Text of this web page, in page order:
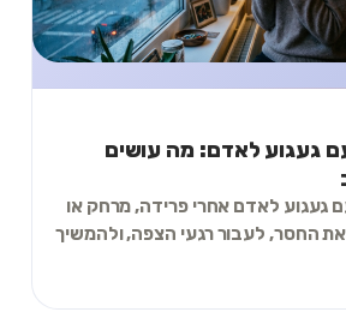
געגוע לאדם: מה עושים
געגוע לאדם אחרי פרידה, מרחק או
החסר, לעבור רגעי הצפה, ולהמשיך
הקשר, האהבה והזיכרון.